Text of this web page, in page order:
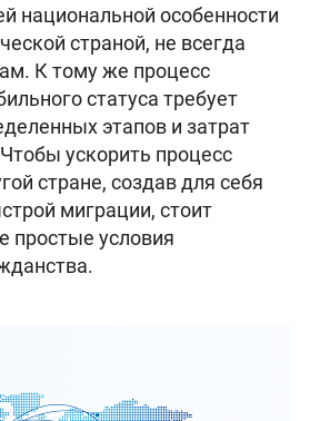
национальной особенности
страной, не всегда
К тому же процесс
статуса требует
этапов и затрат
ускорить процесс
стране, создав для себя
миграции, стоит
простые условия